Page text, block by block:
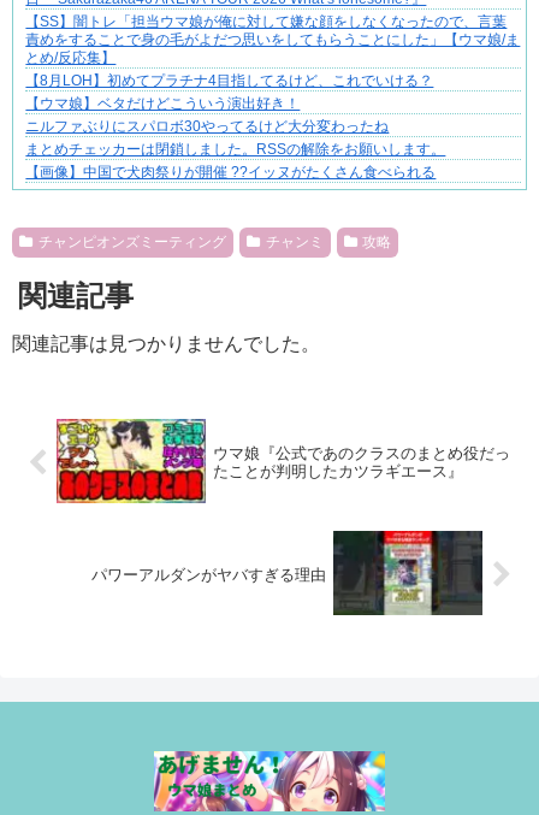
【SS】闇トレ「担当ウマ娘が俺に対して嫌な顔をしなくなったので、言葉
責めをすることで身の毛がよだつ思いをしてもらうことにした」【ウマ娘/ま
とめ/反応集】
【8月LOH】初めてプラチナ4目指してるけど、これでいける？
【ウマ娘】ベタだけどこういう演出好き！
ニルファぶりにスパロボ30やってるけど大分変わったね
まとめチェッカーは閉鎖しました。RSSの解除をお願いします。
【画像】中国で犬肉祭りが開催 ??イッヌがたくさん食べられる
チャンピオンズミーティング チャンミ 攻略
関連記事
関連記事は見つかりませんでした。
ウマ娘『公式であのクラスのまとめ役だっ
たことが判明したカツラギエース』
パワーアルダンがヤバすぎる理由